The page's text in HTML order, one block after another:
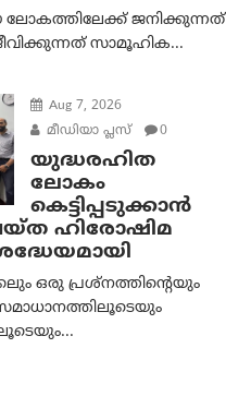
ജനിക്കുന്നത്
സാമൂഹിക...
Aug 7, 2026
മീഡിയാ പ്ലസ്
0
യുദ്ധരഹിത
ലോകം
കെട്ടിപ്പടുക്കാന്‍
ഹിരോഷിമ
ഒരു പ്രശ്‌നത്തിന്റെയും
സമാധാനത്തിലൂടെയും